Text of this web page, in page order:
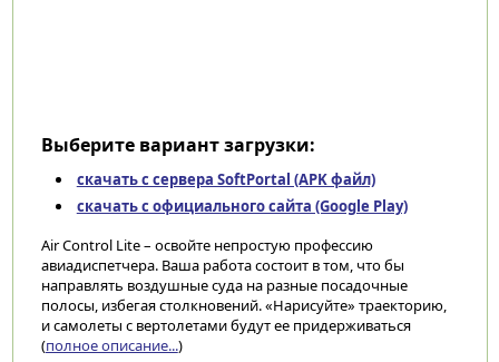
Выберите вариант загрузки:
скачать с сервера SoftPortal (APK файл)
скачать с официального сайта (Google Play)
Air Control Lite – освойте непростую профессию
авиадиспетчера. Ваша работа состоит в том, что бы
направлять воздушные суда на разные посадочные
полосы, избегая столкновений. «Нарисуйте» траекторию,
и самолеты с вертолетами будут ее придерживаться
(полное описание...)